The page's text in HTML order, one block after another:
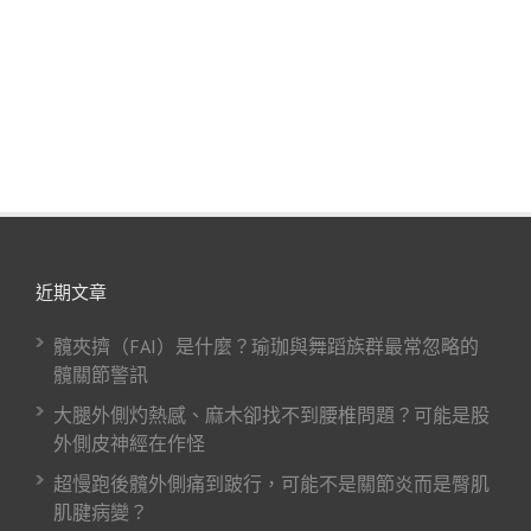
近期文章
髖夾擠（FAI）是什麼？瑜珈與舞蹈族群最常忽略的
髖關節警訊
大腿外側灼熱感、麻木卻找不到腰椎問題？可能是股
外側皮神經在作怪
超慢跑後髖外側痛到跛行，可能不是關節炎而是臀肌
肌腱病變？